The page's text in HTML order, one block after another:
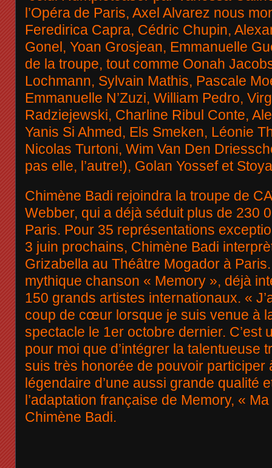
l’Opéra de Paris, Axel Alvarez nous
Feredirica Capra, Cédric Chupin,
Gonel, Yoan Grosjean, Emmanuelle
de la troupe, tout comme Oonah
Lochmann, Sylvain Mathis, Pascale
Emmanuelle N’Zuzi, William Pedro,
Radziejewski, Charline Ribul Conte,
Yanis Si Ahmed, Els Smeken, Léonie
Nicolas Turtoni, Wim Van Den
pas elle, l’autre!), Golan Yossef et
Chimène Badi rejoindra la troupe de
Webber, qui a déjà séduit plus de 230
Paris. Pour 35 représentations
3 juin prochains, Chimène Badi
Grizabella au Théâtre Mogador à
mythique chanson « Memory », déjà
150 grands artistes internationaux. «
coup de cœur lorsque je suis venue à
spectacle le 1er octobre dernier. C’est
pour moi que d’intégrer la talentueuse
suis très honorée de pouvoir participer
légendaire d’une aussi grande qualité
l’adaptation française de Memory, «
Chimène Badi.